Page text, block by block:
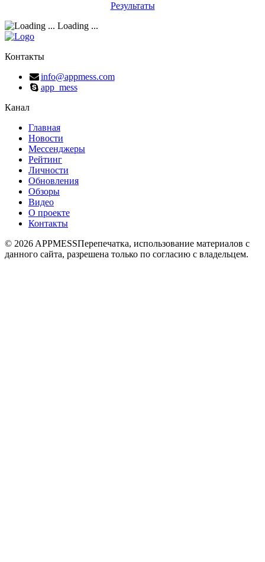
Результаты
Loading ...
Контакты
info@appmess.com
app_mess
Канал
Главная
Новости
Мессенджеры
Рейтинг
Личности
Обновления
Обзоры
Видео
О проекте
Контакты
© 2026 APPMESSПерепечатка, использование материалов с
данного сайта, разрешена только по согласию с владельцем.